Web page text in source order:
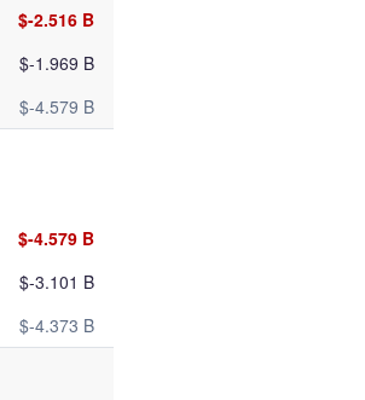
$-2.516 B
$-1.969 B
$-4.579 B
$-4.579 B
$-3.101 B
$-4.373 B